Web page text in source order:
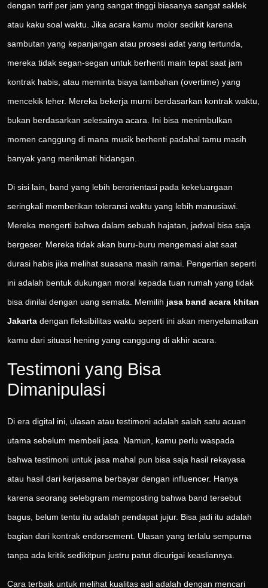
dengan tarif per jam yang sangat tinggi biasanya sangat saklek
atau kaku soal waktu. Jika acara kamu molor sedikit karena
sambutan yang kepanjangan atau prosesi adat yang tertunda,
mereka tidak segan-segan untuk berhenti main tepat saat jam
kontrak habis, atau meminta biaya tambahan (overtime) yang
mencekik leher. Mereka bekerja murni berdasarkan kontrak waktu,
bukan berdasarkan selesainya acara. Ini bisa menimbulkan
momen canggung di mana musik berhenti padahal tamu masih
banyak yang menikmati hidangan.
Di sisi lain, band yang lebih berorientasi pada kekeluargaan
seringkali memberikan toleransi waktu yang lebih manusiawi.
Mereka mengerti bahwa dalam sebuah hajatan, jadwal bisa saja
bergeser. Mereka tidak akan buru-buru mengemasi alat saat
durasi habis jika melihat suasana masih ramai. Pengertian seperti
ini adalah bentuk dukungan moral kepada tuan rumah yang tidak
bisa dinilai dengan uang semata. Memilih jasa band acara khitan
Jakarta dengan fleksibilitas waktu seperti ini akan menyelamatkan
kamu dari situasi hening yang canggung di akhir acara.
Testimoni yang Bisa
Dimanipulasi
Di era digital ini, ulasan atau testimoni adalah salah satu acuan
utama sebelum membeli jasa. Namun, kamu perlu waspada
bahwa testimoni untuk jasa mahal pun bisa saja hasil rekayasa
atau hasil dari kerjasama berbayar dengan influencer. Hanya
karena seorang selebgram memposting bahwa band tersebut
bagus, belum tentu itu adalah pendapat jujur. Bisa jadi itu adalah
bagian dari kontrak endorsement. Ulasan yang terlalu sempurna
tanpa ada kritik sedikitpun justru patut dicurigai keasliannya.
Cara terbaik untuk melihat kualitas asli adalah dengan mencari